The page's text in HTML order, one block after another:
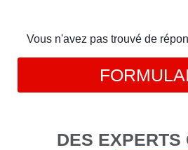
Vous n'avez pas trouvé de
DES EXPERTS